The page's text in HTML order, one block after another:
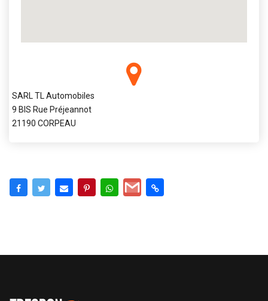
SARL TL Automobiles
9 BIS Rue Préjeannot
21190 CORPEAU